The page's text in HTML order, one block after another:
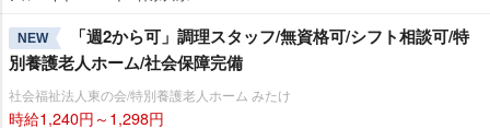
NEW
「週2から可」調理スタッフ/無資格可/シフト相談可/特
別養護老人ホーム/社会保障完備
社会福祉法人東の会/特別養護老人ホーム みたけ
時給1,240円～1,298円